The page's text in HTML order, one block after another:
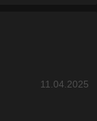
11.04.2025